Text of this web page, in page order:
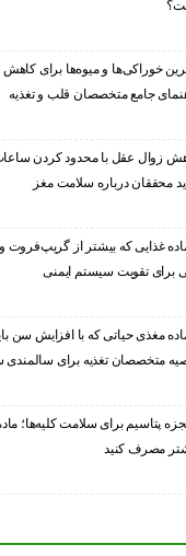
خوراکی‌ها و میوه‌ها برای کاهش
جامع متخصصان قلب و تغذیه
زوال عقل با محدود کردن
محققان درباره سلامت مغز
برای تقویت سیستم ایمنی
ماده مغذی حیاتی که با افزایش سن
متخصصان تغذیه برای سالمندی
پتاسیم برای سلامت کلیه‌ها؛
مصرف کنید